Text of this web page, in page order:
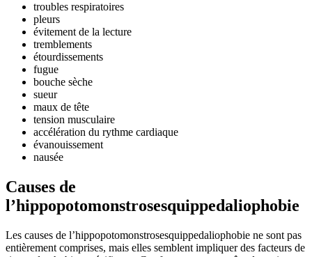
troubles respiratoires
pleurs
évitement de la lecture
tremblements
étourdissements
fugue
bouche sèche
sueur
maux de tête
tension musculaire
accélération du rythme cardiaque
évanouissement
nausée
Causes de
l’hippopotomonstrosesquippedaliophobie
Les causes de l’hippopotomonstrosesquippedaliophobie ne sont pas
entièrement comprises, mais elles semblent impliquer des facteurs de